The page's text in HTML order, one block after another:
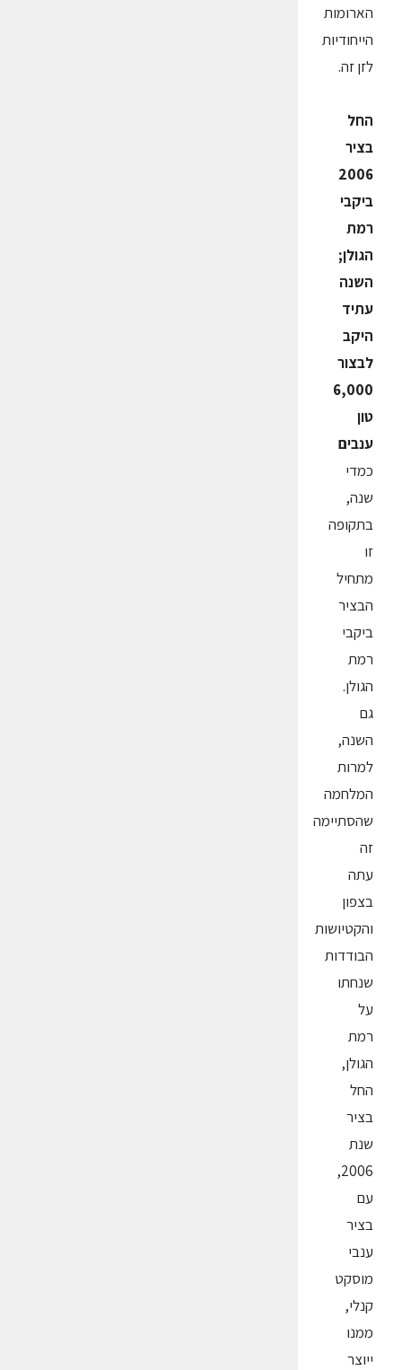
הארומות
הייחודיות
לזן זה.
החל
בציר
2006
ביקבי
רמת
הגולן;
השנה
עתיד
היקב
לבצור
6,000
טון
ענבים
כמדי
שנה,
בתקופה
זו
מתחיל
הבציר
ביקבי
רמת
הגולן.
גם
השנה,
למרות
המלחמה
שהסתיימה
זה
עתה
בצפון
והקטיושות
הבודדות
שנחתו
על
רמת
הגולן,
החל
בציר
שנת
2006,
עם
בציר
ענבי
מוסקט
קנלי,
ממנו
ייוצר